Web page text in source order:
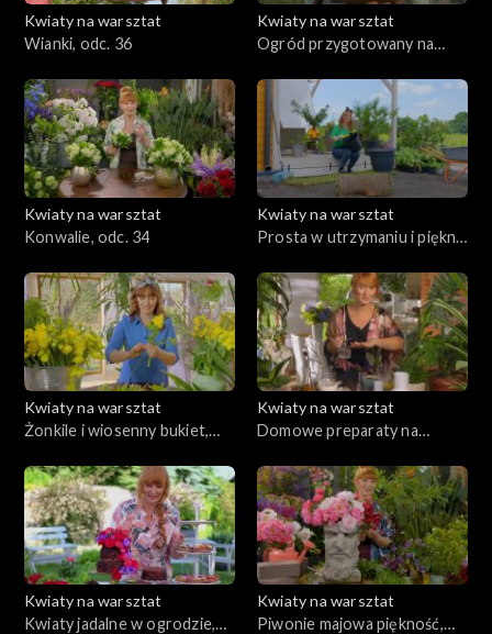
Kwiaty na warsztat
Wianki, odc. 36
Kwiaty na warsztat
Ogród przygotowany na
Kwiaty na warsztat
Konwalie, odc. 34
Kwiaty na warsztat
Prosta w utrzymaniu i piękna
Kwiaty na warsztat
Żonkile i wiosenny bukiet,
Kwiaty na warsztat
Domowe preparaty na
Kwiaty na warsztat
Kwiaty jadalne w ogrodzie,
Kwiaty na warsztat
Piwonie majowa piękność,